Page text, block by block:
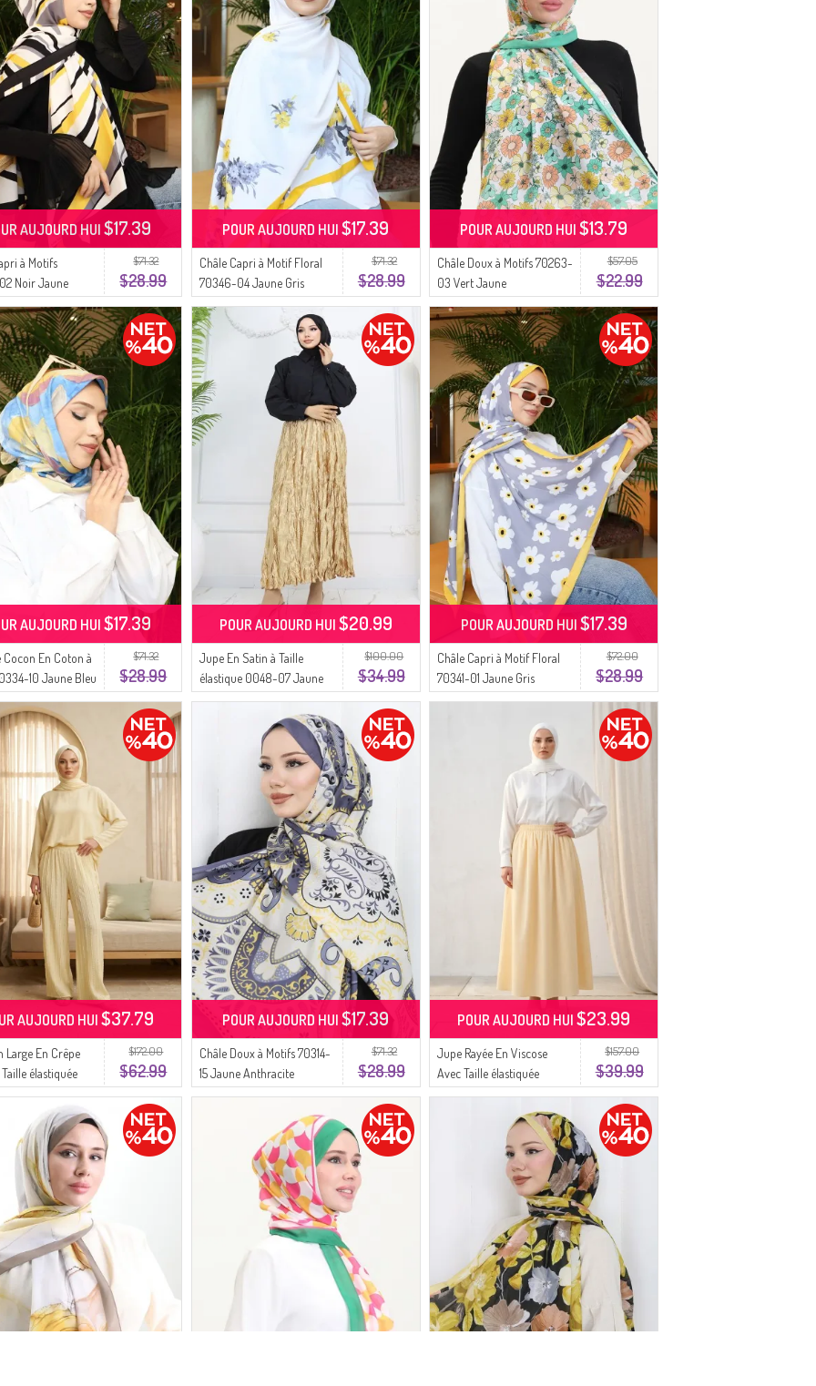
$71.32
$28.99
à Motifs
Noir Jaune
AUJOURD HUI $17.39
$71.32
$28.99
Châle Capri à Motif Floral
70346-04 Jaune Gris
POUR AUJOURD HUI$17.39
$57.05
$22.99
Châle Doux à Motifs 70263-
03 Vert Jaune
POUR AUJOURD HUI$13.79
$71.32
$28.99
Cocon En Coton à
10 Jaune Bleu
AUJOURD HUI $17.39
$100.00
$34.99
Jupe En Satin à Taille
élastique 0048-07 Jaune
POUR AUJOURD HUI $20.99
$72.00
$28.99
Châle Capri à Motif Floral
70341-01 Jaune Gris
POUR AUJOURD HUI $17.39
$172.00
$62.99
Large En Crêpe
élastiquée
AUJOURD HUI $37.79
$71.32
$28.99
Châle Doux à Motifs 70314-
15 Jaune Anthracite
POUR AUJOURD HUI$17.39
$157.00
$39.99
Jupe Rayée En Viscose
Avec Taille élastiquée
0348-08 Jaune
POUR AUJOURD HUI$23.99